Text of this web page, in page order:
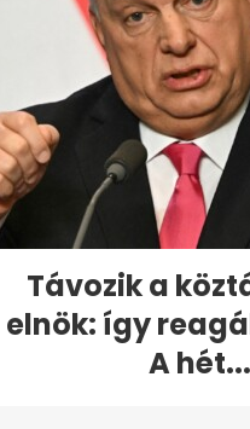
Távozik a
elnök: így
A hét...